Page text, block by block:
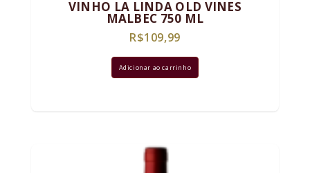
VINHO LA LINDA OLD VINES
MALBEC 750 ML
R$109,99
Adicionar ao carrinho